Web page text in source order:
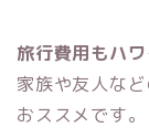
旅行費用もハ
家族や友人な
おススメです。